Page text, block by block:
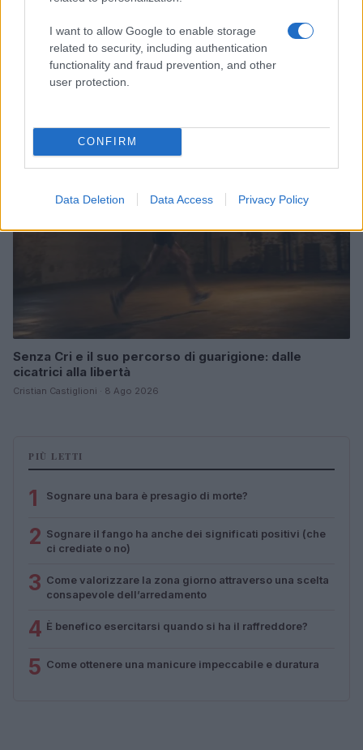
I want to allow Google to enable storage
related to security, including authentication
functionality and fraud prevention, and other
user protection.
CONFIRM
Data Deletion Data Access Privacy Policy
Allenamento in spiaggia: sequenze a corpo libero
PEOPLE
Senza Cri e il suo percorso di guarigione: dalle
cicatrici alla libertà
Cristian Castiglioni · 8 Ago 2026
PIÙ LETTI
1 Sognare una bara è presagio di morte?
2 Sognare il fango ha anche dei significati positivi (che
ci crediate o no)
3 Come valorizzare la zona giorno attraverso una scelta
consapevole dell’arredamento
4 È benefico esercitarsi quando si ha il raffreddore?
5 Come ottenere una manicure impeccabile e duratura